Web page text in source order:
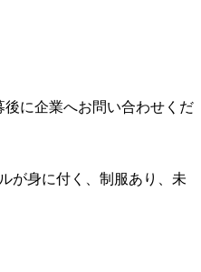
に企業へお問い合わせくだ
が身に付く、制服あり、未